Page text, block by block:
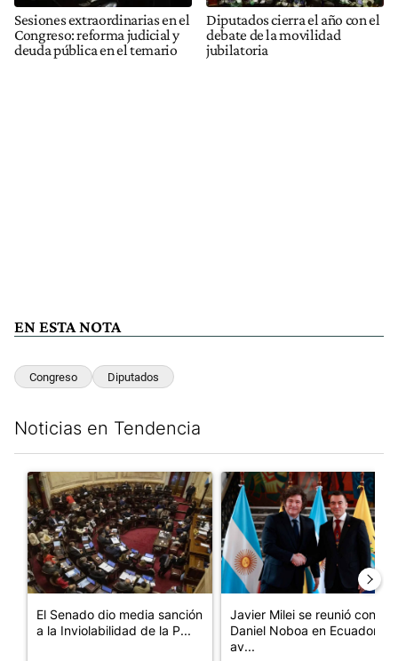
Sesiones extraordinarias en el
Congreso: reforma judicial y
deuda pública en el temario
Diputados cierra el año con el
debate de la movilidad
jubilatoria
EN ESTA NOTA
Congreso Diputados
Noticias en Tendencia
Un artículo de tendencia con el título "El Senado dio media
El Senado dio media sanción
a la Inviolabilidad de la P...
Un artículo de tendencia con
Javier Milei se reunió con
Daniel Noboa en Ecuador y
av...